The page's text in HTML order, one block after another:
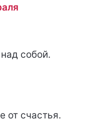
собой.
от счастья.